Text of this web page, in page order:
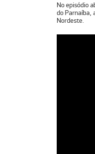
No episódio
do Parnaíba,
Nordeste.